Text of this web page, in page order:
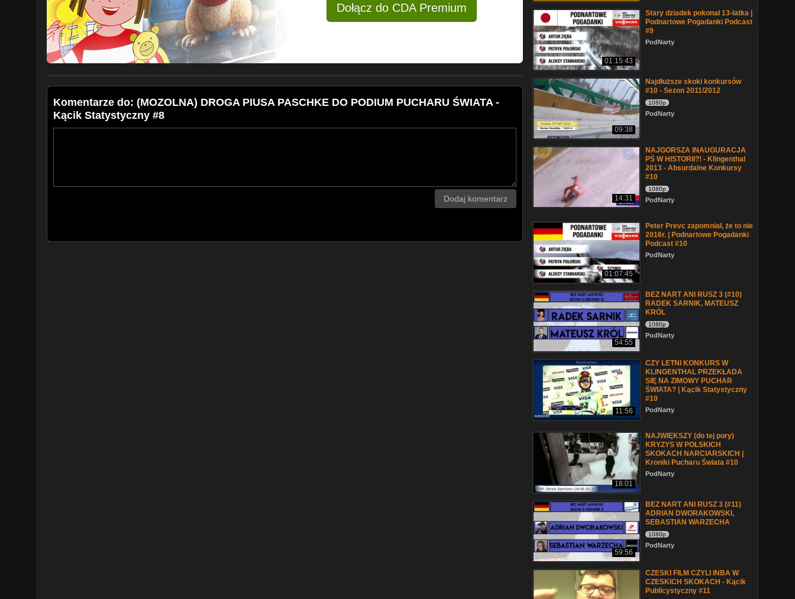
Dołącz do CDA Premium
Komentarze do: (MOZOLNA) DROGA PIUSA PASCHKE DO PODIUM PUCHARU ŚWIATA -
Kącik Statystyczny #8
Dodaj komentarz
01:15:43
Stary dziadek pokonał 13-latka |
Podnartowe Pogadanki Podcast
#9
PodNarty
09:38
Najdłuższe skoki konkursów
#10 - Sezon 2011/2012
1080p
PodNarty
14:31
NAJGORSZA INAUGURACJA
PŚ W HISTORII?! - Klingenthal
2013 - Absurdalne Konkursy
#10
1080p
PodNarty
01:07:45
Peter Prevc zapomniał, że to nie
2016r. | Podnartowe Pogadanki
Podcast #10
PodNarty
54:55
BEZ NART ANI RUSZ 3 (#10)
RADEK SARNIK, MATEUSZ
KRÓL
1080p
PodNarty
11:56
CZY LETNI KONKURS W
KLINGENTHAL PRZEKŁADA
SIĘ NA ZIMOWY PUCHAR
ŚWIATA? | Kącik Statystyczny
#10
PodNarty
18:01
NAJWIĘKSZY (do tej pory)
KRYZYS W POLSKICH
SKOKACH NARCIARSKICH |
Kroniki Pucharu Świata #10
PodNarty
59:56
BEZ NART ANI RUSZ 3 (#11)
ADRIAN DWORAKOWSKI,
SEBASTIAN WARZECHA
1080p
PodNarty
CZESKI FILM CZYLI INBA W
CZESKICH SKOKACH - Kącik
Publicystyczny #11